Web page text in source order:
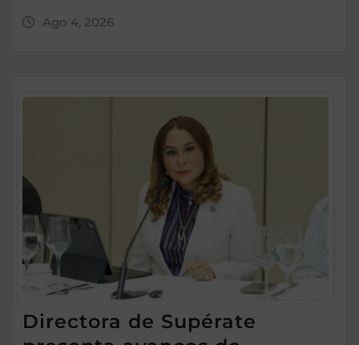
Ago 4, 2026
Directora de Supérate